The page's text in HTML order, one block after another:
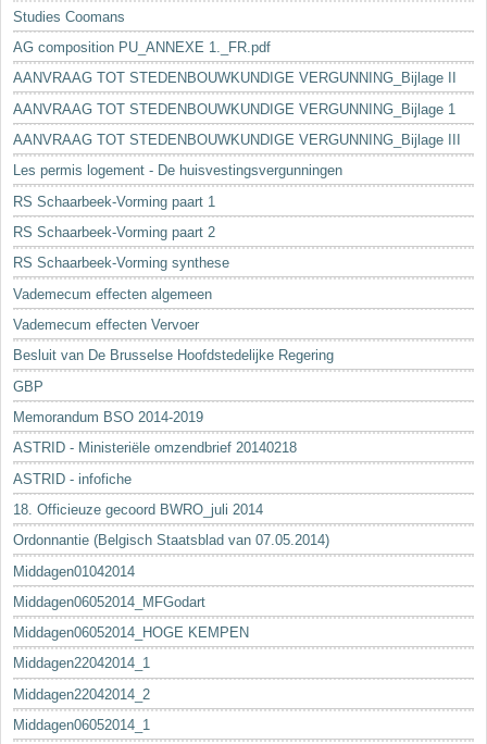
Studies Coomans
AG composition PU_ANNEXE 1._FR.pdf
AANVRAAG TOT STEDENBOUWKUNDIGE VERGUNNING_Bijlage II
AANVRAAG TOT STEDENBOUWKUNDIGE VERGUNNING_Bijlage 1
AANVRAAG TOT STEDENBOUWKUNDIGE VERGUNNING_Bijlage III
Les permis logement - De huisvestingsvergunningen
RS Schaarbeek-Vorming paart 1
RS Schaarbeek-Vorming paart 2
RS Schaarbeek-Vorming synthese
Vademecum effecten algemeen
Vademecum effecten Vervoer
Besluit van De Brusselse Hoofdstedelijke Regering
GBP
Memorandum BSO 2014-2019
ASTRID - Ministeriële omzendbrief 20140218
ASTRID - infofiche
18. Officieuze gecoord BWRO_juli 2014
Ordonnantie (Belgisch Staatsblad van 07.05.2014)
Middagen01042014
Middagen06052014_MFGodart
Middagen06052014_HOGE KEMPEN
Middagen22042014_1
Middagen22042014_2
Middagen06052014_1